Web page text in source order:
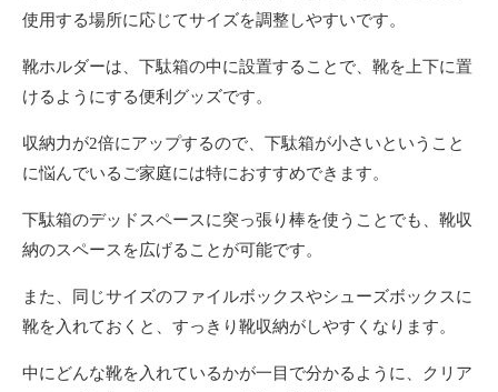
使用する場所に応じてサイズを調整しやすいです。
靴ホルダーは、下駄箱の中に設置することで、靴を上下に置
けるようにする便利グッズです。
収納力が2倍にアップするので、下駄箱が小さいということ
に悩んでいるご家庭には特におすすめできます。
下駄箱のデッドスペースに突っ張り棒を使うことでも、靴収
納のスペースを広げることが可能です。
また、同じサイズのファイルボックスやシューズボックスに
靴を入れておくと、すっきり靴収納がしやすくなります。
中にどんな靴を入れているかが一目で分かるように、クリア